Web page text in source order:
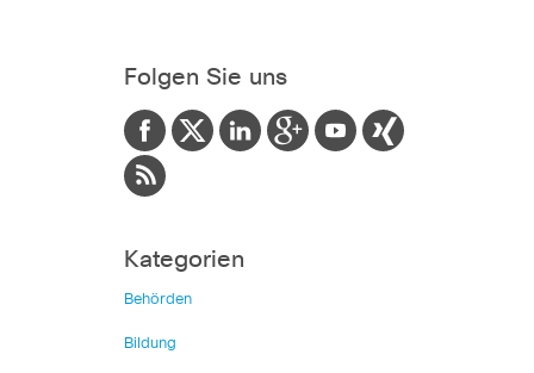
Folgen Sie uns
Kategorien
Behörden
Bildung